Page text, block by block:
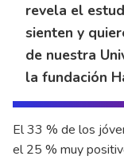
revela el
sienten y
de nuestra
la fundación
El 33 % de los
el 25 % muy